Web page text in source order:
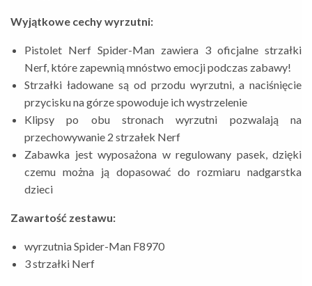
Wyjątkowe cechy wyrzutni:
Pistolet Nerf Spider-Man zawiera 3 oficjalne strzałki
Nerf, które zapewnią mnóstwo emocji podczas zabawy!
Strzałki ładowane są od przodu wyrzutni, a naciśnięcie
przycisku na górze spowoduje ich wystrzelenie
Klipsy po obu stronach wyrzutni pozwalają na
przechowywanie 2 strzałek Nerf
Zabawka jest wyposażona w regulowany pasek, dzięki
czemu można ją dopasować do rozmiaru nadgarstka
dzieci
Zawartość zestawu:
wyrzutnia Spider-Man F8970
3 strzałki Nerf